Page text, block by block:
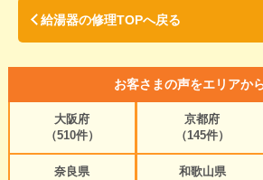
給湯器の修理TOPへ戻る
お客さまの声をエリアか
大阪府
（510件）
京都府
（145件）
奈良県
和歌山県